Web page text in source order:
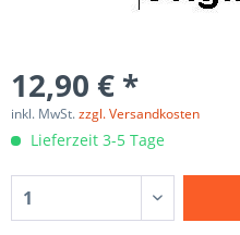
12,90 € *
inkl. MwSt.zzgl. Versandkosten
Lieferzeit 3-5 Tage